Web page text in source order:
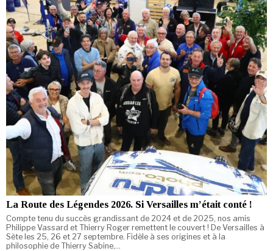
La Route des Légendes 2026. Si Versailles m’était conté !
Compte tenu du succès grandissant de 2024 et de 2025, nos amis
Philippe Vassard et Thierry Roger remettent le couvert ! De Versailles à
Sète les 25, 26 et 27 septembre. Fidèle à ses origines et à la
philosophie de Thierry Sabine,…